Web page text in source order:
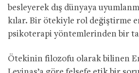
besleyerek dış dünyaya
kılar. Bir ötekiyle rol değiştirme
psikoterapi yöntemlerinden bir
Ötekinin filozofu olarak bilinen